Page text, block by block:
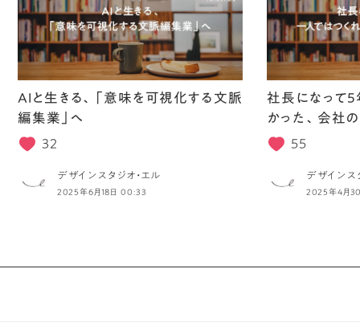
AIと生きる、「意味を可視化する文脈
編集業」へ
32
デザインスタジオ・エル
2025年6月18日 00:33
社長になって5
かった、会社
55
デザインス
2025年4月